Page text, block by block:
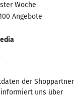
Woche
Angebote
der Shoppartner
uns über